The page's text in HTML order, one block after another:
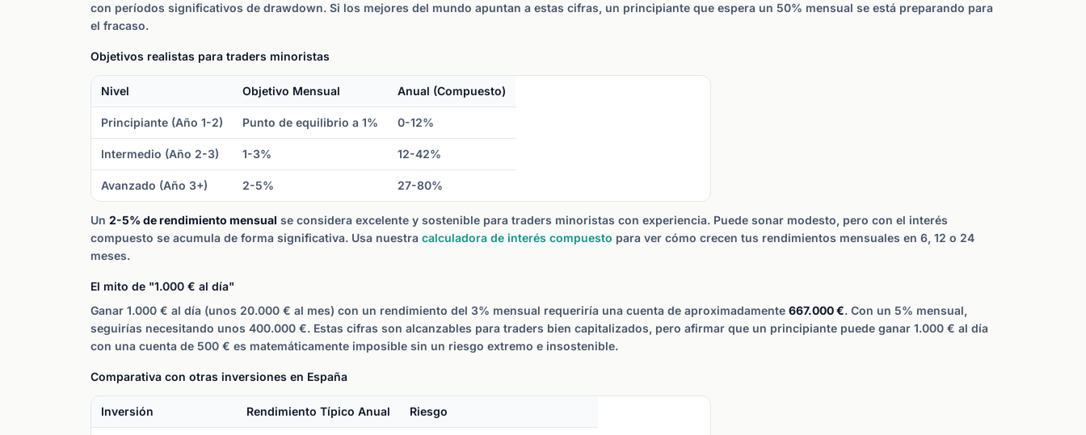
con períodos significativos de drawdown. Si los mejores del mundo apuntan a estas cifras, un principiante que espera un 50% mensual se está preparando para
el fracaso.
Objetivos realistas para traders minoristas
Nivel Objetivo Mensual Anual (Compuesto)
Principiante (Año 1-2) Punto de equilibrio a 1% 0-12%
Intermedio (Año 2-3) 1-3% 12-42%
Avanzado (Año 3+) 2-5% 27-80%
Un 2-5% de rendimiento mensual se considera excelente y sostenible para traders minoristas con experiencia. Puede sonar modesto, pero con el interés
compuesto se acumula de forma significativa. Usa nuestra calculadora de interés compuesto para ver cómo crecen tus rendimientos mensuales en 6, 12 o 24
meses.
El mito de "1.000 € al día"
Ganar 1.000 € al día (unos 20.000 € al mes) con un rendimiento del 3% mensual requeriría una cuenta de aproximadamente 667.000 €. Con un 5% mensual,
seguirías necesitando unos 400.000 €. Estas cifras son alcanzables para traders bien capitalizados, pero afirmar que un principiante puede ganar 1.000 € al día
con una cuenta de 500 € es matemáticamente imposible sin un riesgo extremo e insostenible.
Comparativa con otras inversiones en España
Inversión Rendimiento Típico Anual Riesgo